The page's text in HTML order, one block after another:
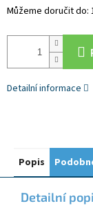
Můžeme doručit do:
Detailní informace
Popis
Detailní